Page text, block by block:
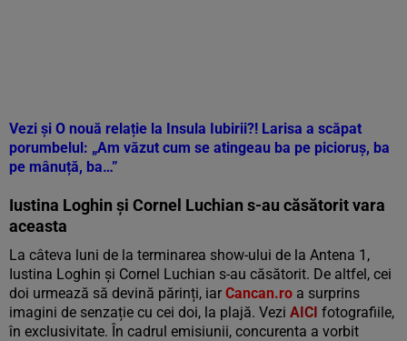
Vezi și O nouă relație la Insula Iubirii?! Larisa a scăpat
porumbelul: „Am văzut cum se atingeau ba pe picioruș, ba
pe mânuță, ba…”
Iustina Loghin și Cornel Luchian s-au căsătorit vara
aceasta
La câteva luni de la terminarea show-ului de la Antena 1,
Iustina Loghin și Cornel Luchian s-au căsătorit. De altfel, cei
doi urmează să devină părinți, iar Cancan.ro a surprins
imagini de senzație cu cei doi, la plajă. Vezi AICI fotografiile,
în exclusivitate. În cadrul emisiunii, concurenta a vorbit